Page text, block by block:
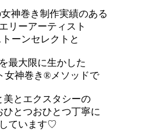
神巻き制作実績のある
リーアーティスト
ーンセレクトと
最大限に生かした
女神巻き®メソッドで
美とエクスタシーの
とつおひとつ丁寧に
ています♡